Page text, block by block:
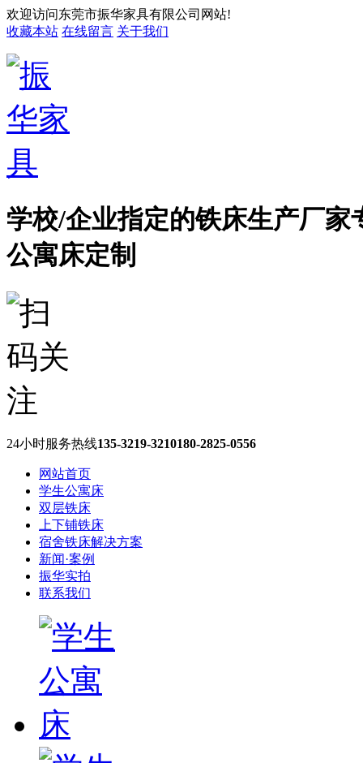
欢迎访问东莞市振华家具有限公司网站!
收藏本站 在线留言 关于我们
学校/企业指定的铁床生产厂家
公寓床定制
24小时服务热线135-3219-3210180-2825-0556
网站首页
学生公寓床
双层铁床
上下铺铁床
宿舍铁床解决方案
新闻·案例
振华实拍
联系我们